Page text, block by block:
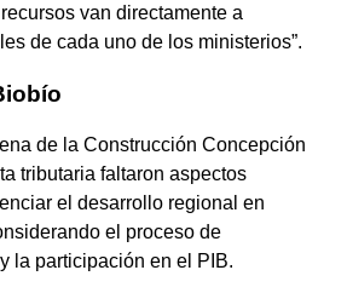
van directamente a
de cada uno de los ministerios”.
de la Construcción Concepción
tributaria faltaron aspectos
el desarrollo regional en
el proceso de
la participación en el PIB.